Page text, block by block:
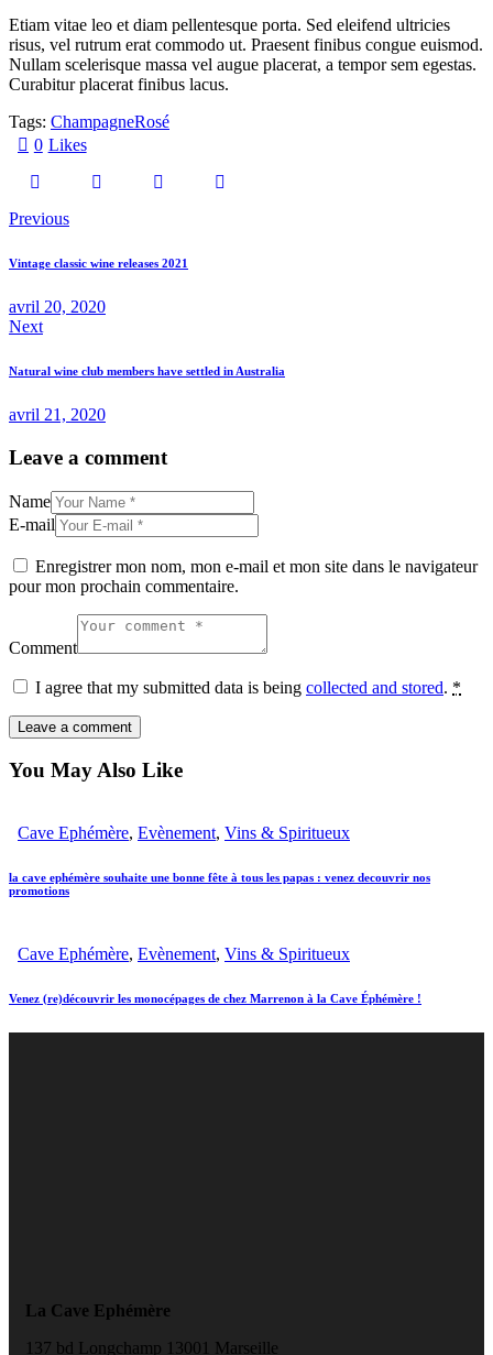
By
Kevin
Smith
Etiam vitae leo et diam pellentesque porta. Sed eleifend ultricies
risus, vel rutrum erat commodo ut. Praesent finibus congue euismod.
Nullam scelerisque massa vel augue placerat, a tempor sem egestas.
Curabitur placerat finibus lacus.
Tags: ChampagneRosé
0 Likes
Previous
Vintage classic wine releases 2021
avril 20, 2020
Next
Natural wine club members have settled in Australia
avril 21, 2020
Leave a comment
Name
E-mail
Enregistrer mon nom, mon e-mail et mon site dans le navigateur
pour mon prochain commentaire.
Comment
I agree that my submitted data is being collected and stored. *
You May Also Like
Cave Ephémère, Evènement, Vins & Spiritueux
la cave ephémère souhaite une bonne fête à tous les papas : venez decouvrir nos
promotions
Cave Ephémère, Evènement, Vins & Spiritueux
Venez (re)découvrir les monocépages de chez Marrenon à la Cave Éphémère !
La Cave Ephémère
137 bd Longchamp 13001 Marseille